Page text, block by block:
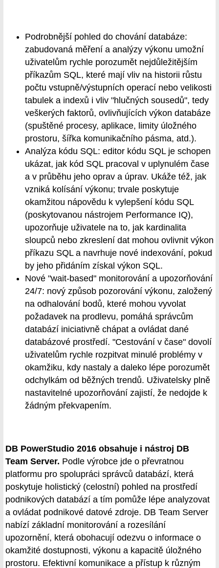
Podrobnější pohled do chování databáze:
zabudovaná měření a analýzy výkonu umožní
uživatelům rychle porozumět nejdůležitějším
příkazům SQL, které mají vliv na historii růstu
počtu vstupně/výstupních operací nebo velikosti
tabulek a indexů i vliv "hlučných sousedů", tedy
veškerých faktorů, ovlivňujících výkon databáze
(spuštěné procesy, aplikace, limity úložného
prostoru, šířka komunikačního pásma, atd.).
Analýza kódu SQL: editor kódu SQL je schopen
ukázat, jak kód SQL pracoval v uplynulém čase
a v průběhu jeho oprav a úprav. Ukáže též, jak
vzniká kolísání výkonu; trvale poskytuje
okamžitou nápovědu k vylepšení kódu SQL
(poskytovanou nástrojem Performance IQ),
upozorňuje uživatele na to, jak kardinalita
sloupců nebo zkreslení dat mohou ovlivnit výkon
příkazu SQL a navrhuje nové indexování, pokud
by jeho přidáním získal výkon SQL.
Nové "wait-based" monitorování a upozorňování
24/7: nový způsob pozorování výkonu, založený
na odhalování bodů, které mohou vyvolat
požadavek na prodlevu, pomáhá správcům
databází iniciativně chápat a ovládat dané
databázové prostředí. "Cestování v čase" dovolí
uživatelům rychle rozpitvat minulé problémy v
okamžiku, kdy nastaly a daleko lépe porozumět
odchylkám od běžných trendů. Uživatelsky plně
nastavitelné upozorňování zajistí, že nedojde k
žádným překvapením.
DB PowerStudio 2016 obsahuje i nástroj DB
Team Server. Podle výrobce jde o převratnou
platformu pro spolupráci správců databází, která
poskytuje holistický (celostní) pohled na prostředí
podnikových databází a tím pomůže lépe analyzovat
a ovládat podnikové datové zdroje. DB Team Server
nabízí základní monitorování a rozesílání
upozornění, která obohacují odezvu o informace o
okamžité dostupnosti, výkonu a kapacitě úložného
prostoru. Efektivní komunikace a přístup k různým